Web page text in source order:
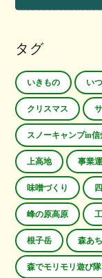
タグ
いきもの い
クリスマス
スノーキャンプin信
上高地 事業
味噌づくり
峰の原高原
根子岳 森あ
森でモリモリ遊び隊